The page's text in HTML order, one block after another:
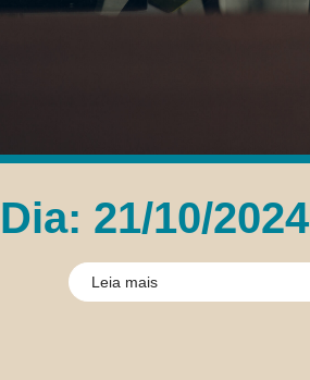
Dia: 21/10/2024
Search
for: